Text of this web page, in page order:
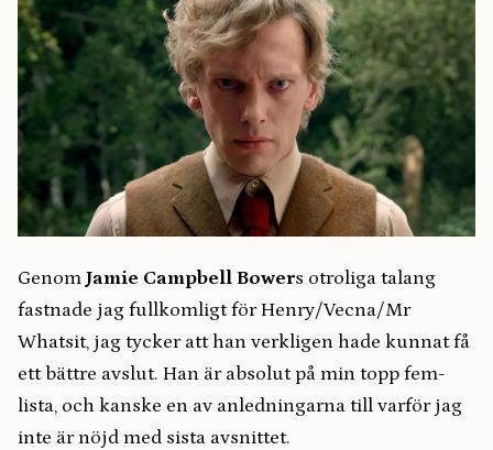
Genom Jamie Campbell Bowers otroliga talang
fastnade jag fullkomligt för Henry/Vecna/Mr
Whatsit, jag tycker att han verkligen hade kunnat få
ett bättre avslut. Han är absolut på min topp fem-
lista, och kanske en av anledningarna till varför jag
inte är nöjd med sista avsnittet.